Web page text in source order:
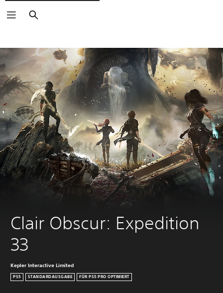
Suchen
Clair Obscur: Expedition
33
Kepler Interactive Limited
PS5 STANDARDAUSGABE FÜR PS5 PRO OPTIMIERT